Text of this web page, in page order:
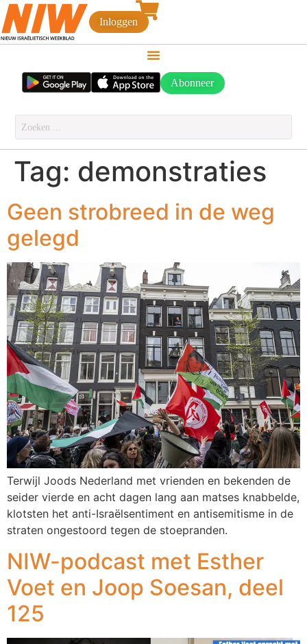
Inloggen
Abonneer
Tag: demonstraties
Geen strobreed in de weg
gelegd
Terwijl Joods Nederland met vrienden en bekenden de
seider vierde en acht dagen lang aan matses knabbelde,
klotsten het anti-Israëlsentiment en antisemitisme in de
straten ongestoord tegen de stoepranden.
NIW-podcast met Esther
Voet en Joop Soesan, deel
125